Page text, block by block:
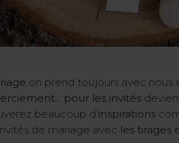
on prend toujours avec nous
pour les invités
beaucoup d’inspirations
de mariage avec les tirages